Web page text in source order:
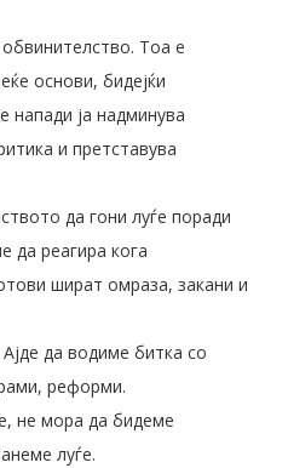
Тоа е
основи, бидејќи
напади ја надминува
и претставува
да гони луѓе поради
да реагира кога
шират омраза, закани и
да водиме битка со
реформи.
не мора да бидеме
луѓе.